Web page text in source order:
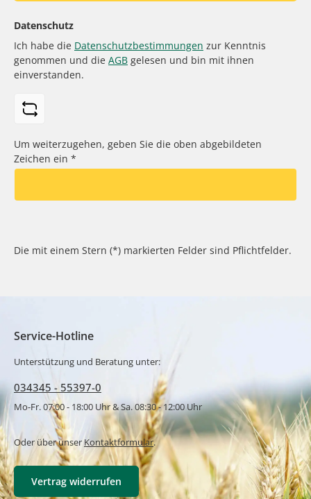
Datenschutz
Ich habe die Datenschutzbestimmungen zur Kenntnis
genommen und die AGB gelesen und bin mit ihnen
einverstanden.
Um weiterzugehen, geben Sie die oben abgebildeten
Zeichen ein *
Die mit einem Stern (*) markierten Felder sind Pflichtfelder.
Service-Hotline
Unterstützung und Beratung unter:
034345 - 55397-0
Mo-Fr. 07:00 - 18:00 Uhr & Sa. 08:30 - 12:00 Uhr
Oder über unserKontaktformular.
Vertrag widerrufen